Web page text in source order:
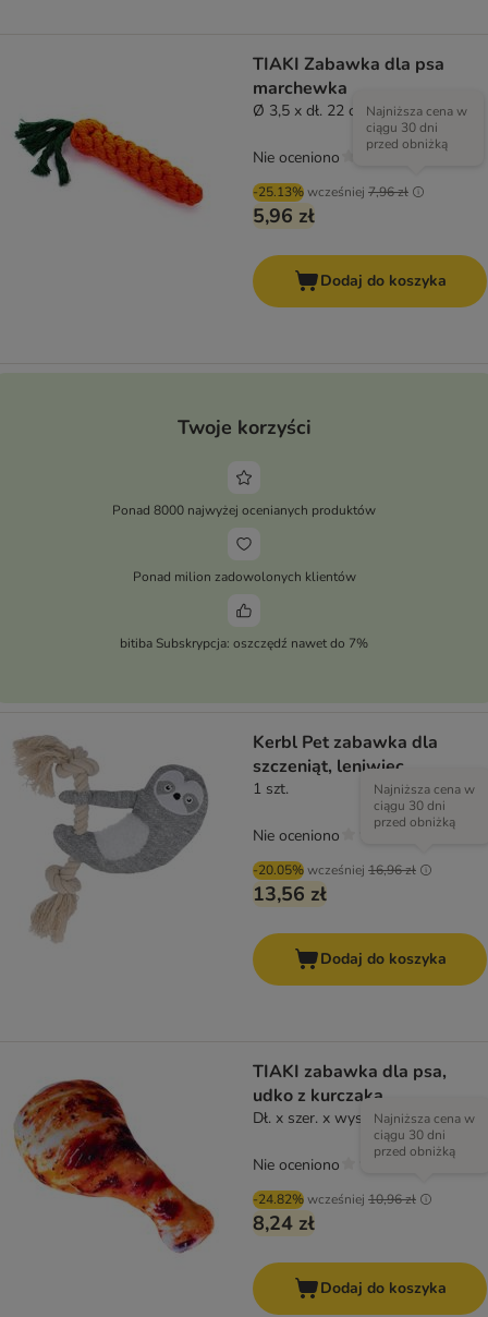
TIAKI Zabawka dla psa
marchewka
Ø 3,5 x dł. 22 cm
-25.13%wcześniej 7,96 zł
Najniższa cena w
ciągu 30 dni
przed obniżką
5,96 zł
Nie oceniono
Dodaj do koszyka
Twoje korzyści
Ponad 8000 najwyżej ocenianych produktów
Ponad milion zadowolonych klientów
bitiba Subskrypcja: oszczędź nawet do 7%
Kerbl Pet zabawka dla
szczeniąt, leniwiec
1 szt.
-20.05%wcześniej 16,96 zł
Najniższa cena w
ciągu 30 dni
przed obniżką
13,56 zł
Nie oceniono
Dodaj do koszyka
TIAKI zabawka dla psa,
udko z kurczaka
Dł. x szer. x wys.: 23 x 13,5 x 5 cm
-24.82%wcześniej 10,96 zł
Najniższa cena w
ciągu 30 dni
przed obniżką
8,24 zł
Nie oceniono
Dodaj do koszyka